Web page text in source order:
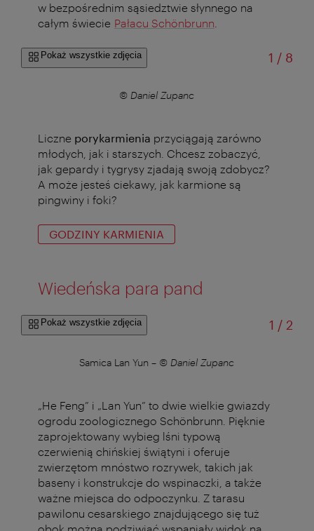
w bezpośrednim sąsiedztwie słynnego na
całym świecie Pałacu Schönbrunn
Pokaż wszystkie zdjęcia 1 /od
8
© Daniel Zupanc
Liczne porykarmienia przyciągają zarówno
młodych, jak i starszych. Chcesz zobaczyć,
jak gepardy i tygrysy zjadają swoją zdobycz?
A może jesteś ciekawy, jak karmione są
pingwiny i foki?
GODZINY KARMIENIA
Wiedeńska para pand
Pokaż wszystkie zdjęcia 1 /od
2
Samica Lan Yun – © Daniel Zupanc
„He Feng” i „Lan Yun” to dwie wielkie gwiazdy
ogrodu zoologicznego Schönbrunn. Pięknie
zaprojektowany wybieg lśni typową
czerwienią chińskiej świątyni i oferuje
zwierzętom mnóstwo rozrywek, takich jak
baseny i konstrukcje do wspinaczki, a także
ważne miejsca do odpoczynku. Z tarasu
pawilonu cesarskiego znajdującego się tuż